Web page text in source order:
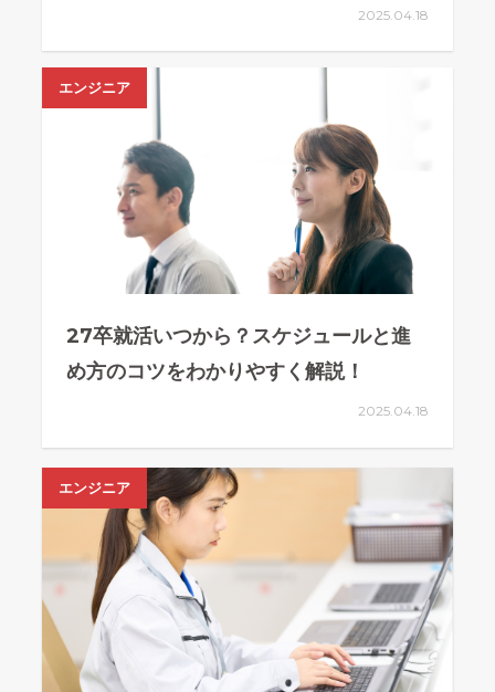
2025.04.18
エンジニア
27卒就活いつから？スケジュールと進
め方のコツをわかりやすく解説！
2025.04.18
エンジニア